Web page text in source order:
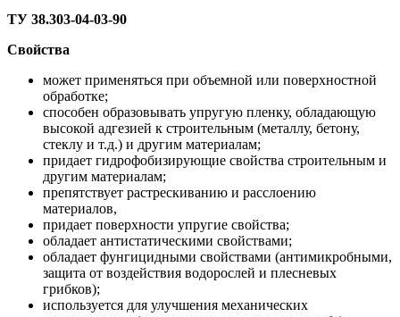
ТУ 38.303-04-03-90
Свойства
может применяться при объемной или поверхностной
обработке;
способен образовывать упругую пленку, обладающую
высокой адгезией к строительным (металлу, бетону,
стеклу и т.д.) и другим материалам;
придает гидрофобизирующие свойства строительным и
другим материалам;
препятствует растрескиванию и расслоению
материалов,
придает поверхности упругие свойства;
обладает антистатическими свойствами;
обладает фунгицидными свойствами (антимикробными,
защита от воздействия водорослей и плесневых
грибков);
используется для улучшения механических